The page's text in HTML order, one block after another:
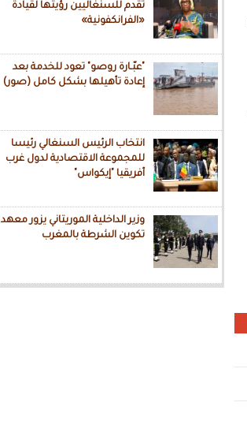
تقدم للسنغاليين رؤيتها لقيادة
«الفرانكفونية»
"عبّـارة روصو" تعود للخدمة بعد
إعادة تأهيلها بشكل كامل (صور)
انتخاب الرئيس السنغالي رئيسا
للمجموعة الاقتصادية لدول غرب
أفريقيا "إيكواس"
وزير الداخلية الموريتاني يزور معهد
تكوين الشرطة بالمغرب